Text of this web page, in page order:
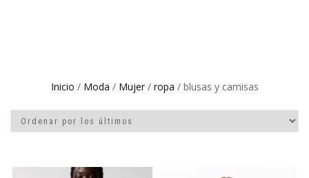
Inicio / Moda / Mujer/ ropa / blusas y camisas